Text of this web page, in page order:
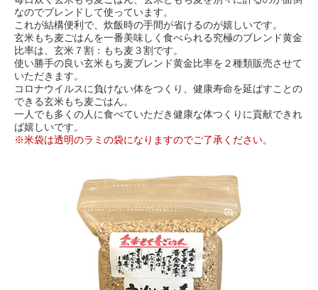
なのでブレンドして使っています。
これが結構便利で、炊飯時の手間が省けるのが嬉しいです。
玄米もち麦ごはんを一番美味しく食べられる究極のブレンド黄金
比率は、玄米７割：もち麦３割です。
使い勝手の良い玄米もち麦ブレンド黄金比率を２種類販売させて
いただきます。
コロナウイルスに負けない体をつくり、健康寿命を延ばすことの
できる玄米もち麦ごはん。
一人でも多くの人に食べていただき健康な体つくりに貢献できれ
ば嬉しいです。
※米袋は透明のラミの袋になりますのでご了承ください。